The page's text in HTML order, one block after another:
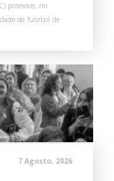
promove, no
de futebol de
7 Agosto, 2026